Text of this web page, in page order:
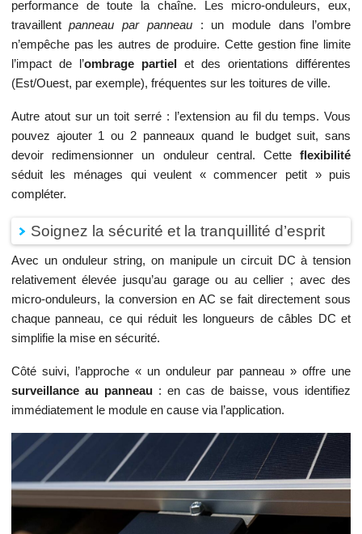
performance de toute la chaîne. Les micro-onduleurs, eux,
travaillentpanneau par panneau: un module dans l’ombre
n’empêche pas les autres de produire. Cette gestion fine limite
l’impact de l’ombrage partielet des orientations différentes
(Est/Ouest, par exemple), fréquentes sur les toitures de ville.
Autre atout sur un toit serré : l’extension au fil du temps. Vous
pouvez ajouter 1 ou 2 panneaux quand le budget suit, sans
devoir redimensionner un onduleur central. Cetteflexibilité
séduit les ménages qui veulent « commencer petit » puis
compléter.
Soignez la sécurité et la tranquillité d’esprit
Avec un onduleur string, on manipule un circuit DC à tension
relativement élevée jusqu’au garage ou au cellier ; avec des
micro-onduleurs, la conversion en AC se fait directement sous
chaque panneau, ce qui réduit les longueurs de câbles DC et
simplifie la mise en sécurité.
Côté suivi, l’approche « un onduleur par panneau » offre une
surveillance au panneau: en cas de baisse, vous identifiez
immédiatement le module en cause via l’application.